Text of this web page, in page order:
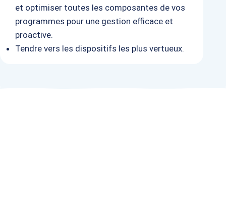
et optimiser toutes les composantes de vos
programmes pour une gestion efficace et
proactive.
Tendre vers les dispositifs les plus vertueux.